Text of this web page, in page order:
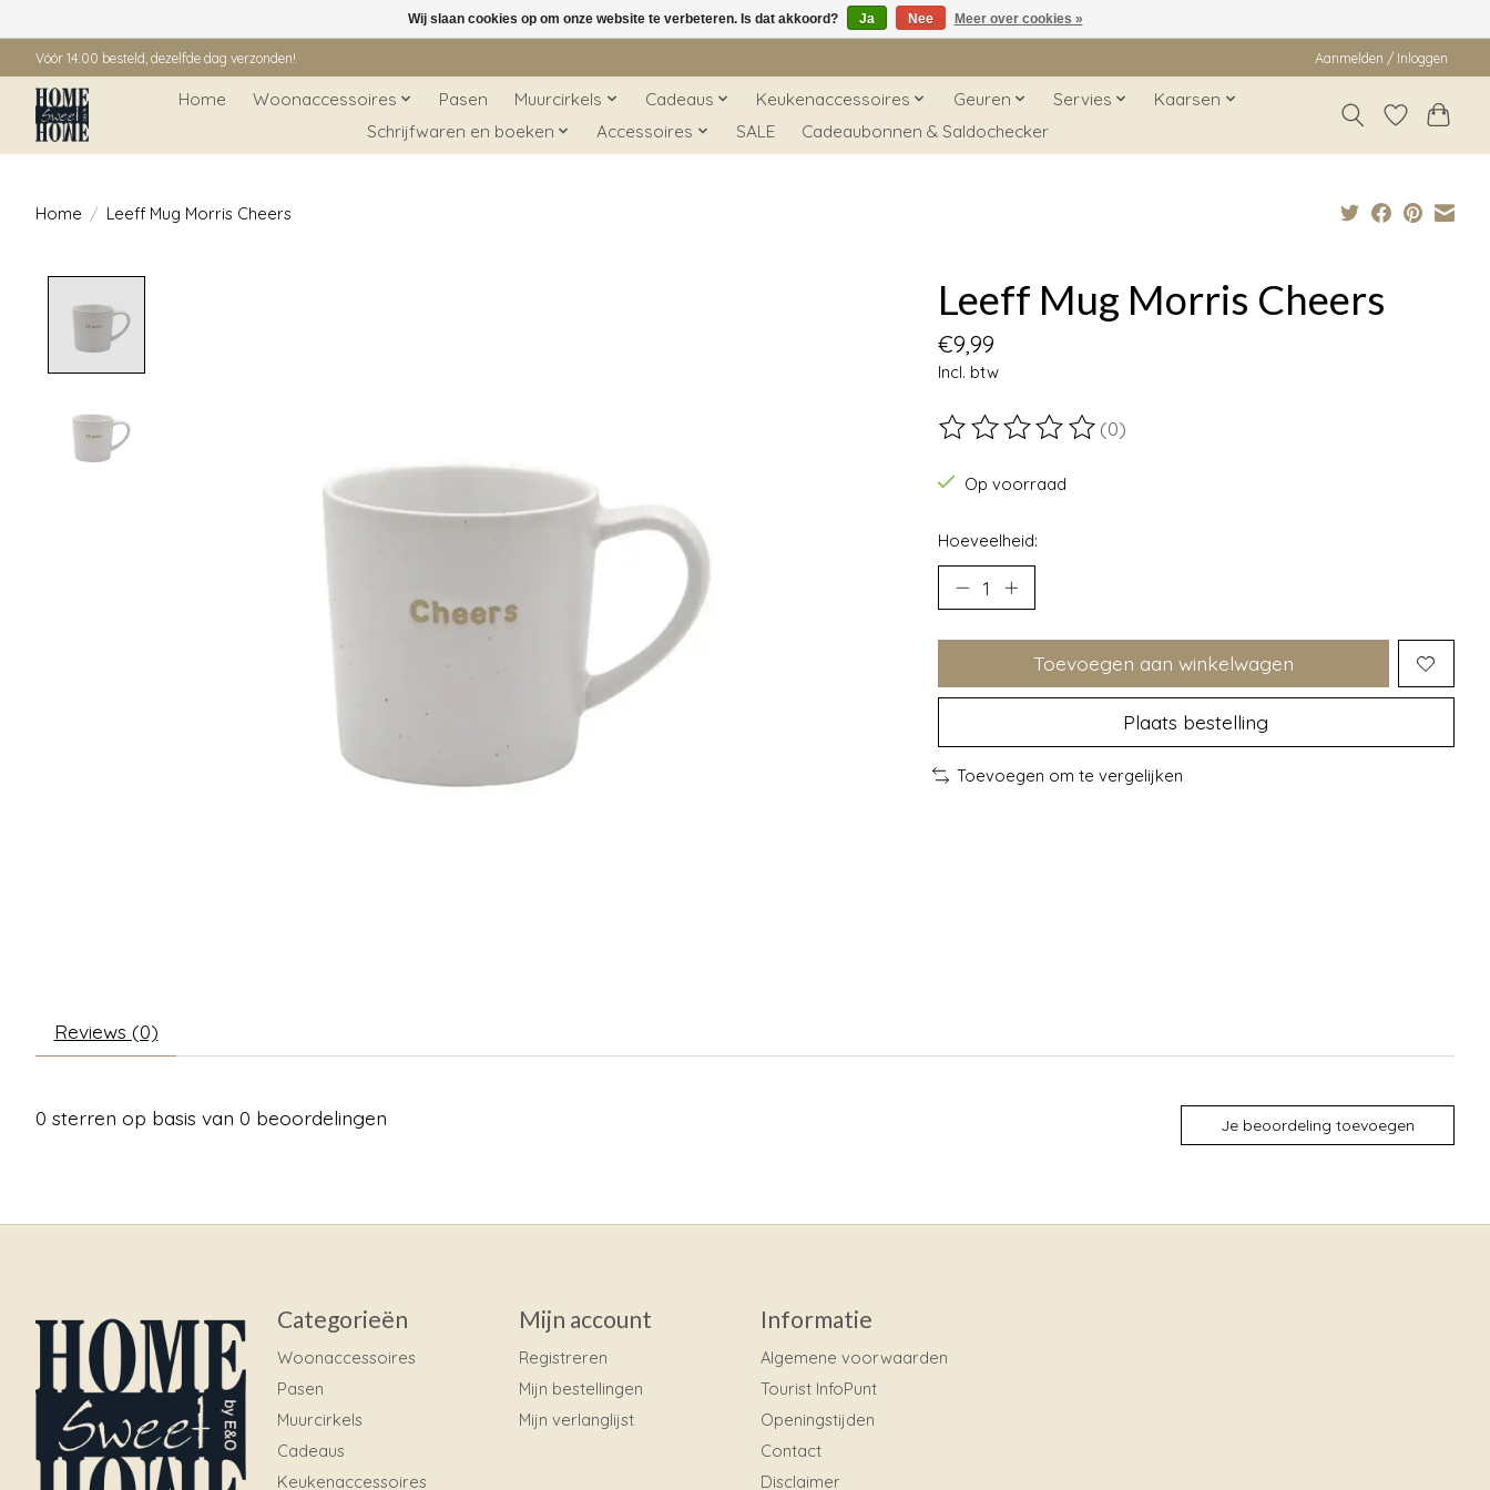
Vóór 14:00 besteld, dezelfde dag verzonden! Aanmelden / Inloggen
Home Woonaccessoires Pasen Muurcirkels Cadeaus Keukenaccessoires Geuren Servies
Kaarsen
Schrijfwaren en boeken
Accessoires SALE Cadeaubonnen & Saldochecker
Home / Leeff Mug Morris Cheers
Leeff Mug Morris Cheers
€9,99
Incl. btw
De beoordeling van dit product is
(0)
Op voorraad
Hoeveelheid:
Toevoegen aan winkelwagen
Plaats bestelling
Toevoegen om te vergelijken
Reviews (0)
0 sterren op basis van 0 beoordelingen Je beoordeling toevoegen
Categorieën
Woonaccessoires
Pasen
Muurcirkels
Cadeaus
Keukenaccessoires
Mijn account
Registreren
Mijn bestellingen
Mijn verlanglijst
Informatie
Algemene voorwaarden
Tourist InfoPunt
Openingstijden
Contact
Disclaimer
Wij slaan cookies op om onze website te verbeteren. Is dat akkoord? Ja Nee Meer over cookies »